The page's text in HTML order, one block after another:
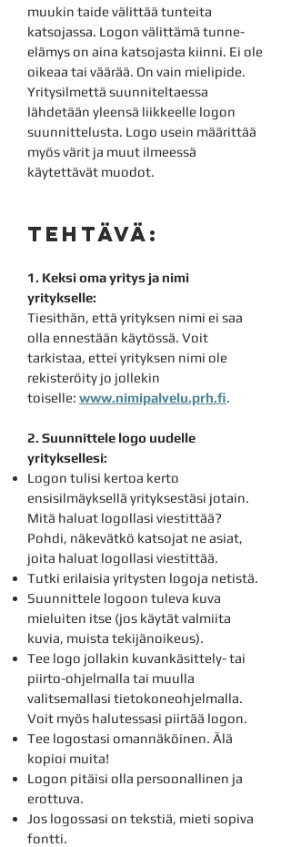
muukin taide välittää tunteita
katsojassa. Logon välittämä tunne-
elämys on aina katsojasta kiinni. Ei ole
oikeaa tai väärää. On vain mielipide.
Yritysilmettä suunniteltaessa
lähdetään yleensä liikkeelle logon
suunnittelusta. Logo usein määrittää
myös värit ja muut ilmeessä
käytettävät muodot.
TE HTÄVÄ:
1. Keksi oma yritys ja nimi
yritykselle:
Tiesithän, että yrityksen nimi ei saa
olla ennestään käytössä. Voit
tarkistaa, ettei yrityksen nimi ole
rekisteröity jo jollekin
toiselle: www.nimipalvelu.prh.fi.
2. Suunnittele logo uudelle
yrityksellesi:
Logon tulisi kertoa kerto
ensisilmäyksellä yrityksestäsi jotain.
Mitä haluat logollasi viestittää?
Pohdi, näkevätkö katsojat ne asiat,
joita haluat logollasi viestittää.
Tutki erilaisia yritysten logoja netistä.
Suunnittele logoon tuleva kuva
mieluiten itse (jos käytät valmiita
kuvia, muista tekijänoikeus).
Tee logo jollakin kuvankäsittely- tai
piirto-ohjelmalla tai muulla
valitsemallasi tietokoneohjelmalla.
Voit myös halutessasi piirtää logon.
Tee logostasi omannäköinen. Älä
kopioi muita!
Logon pitäisi olla persoonallinen ja
erottuva.
Jos logossasi on tekstiä, mieti sopiva
fontti.